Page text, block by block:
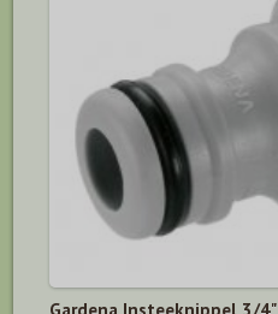
Gardena Insteeknippel 3/4"